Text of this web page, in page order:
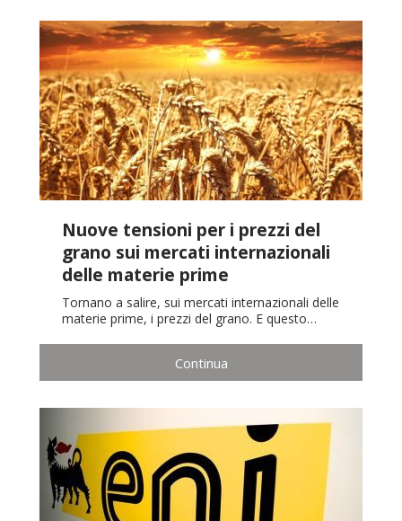
Nuove tensioni per i prezzi del
grano sui mercati internazionali
delle materie prime
Tornano a salire, sui mercati internazionali delle
materie prime, i prezzi del grano. E questo…
Continua